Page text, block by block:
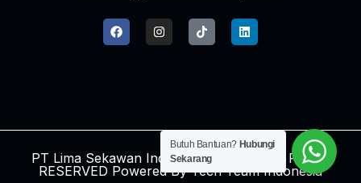
PT Lima Sekawan Indonesia © 2024 ALL RIGHT
RESERVED Powered ByTech Team Indonesia
Butuh Bantuan? Hubungi
Sekarang